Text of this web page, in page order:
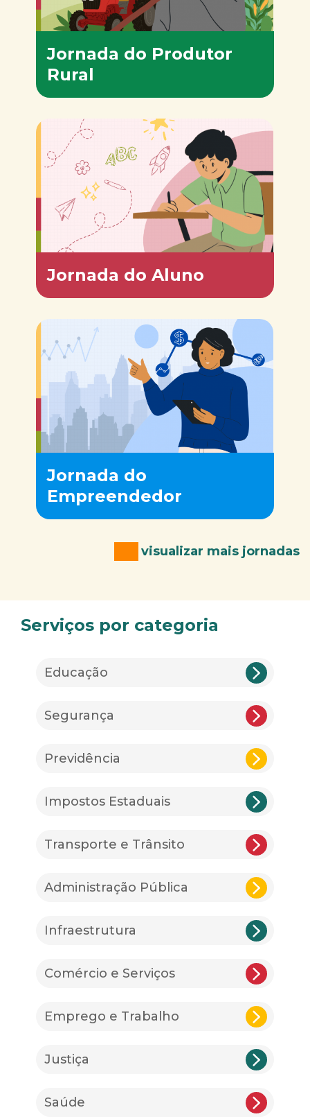
Jornada do Produtor
Rural
Jornada do Aluno
Jornada do
Empreendedor
visualizar mais jornadas
Serviços por categoria
Educação
Segurança
Previdência
Impostos Estaduais
Transporte e Trânsito
Administração Pública
Infraestrutura
Comércio e Serviços
Emprego e Trabalho
Justiça
Saúde